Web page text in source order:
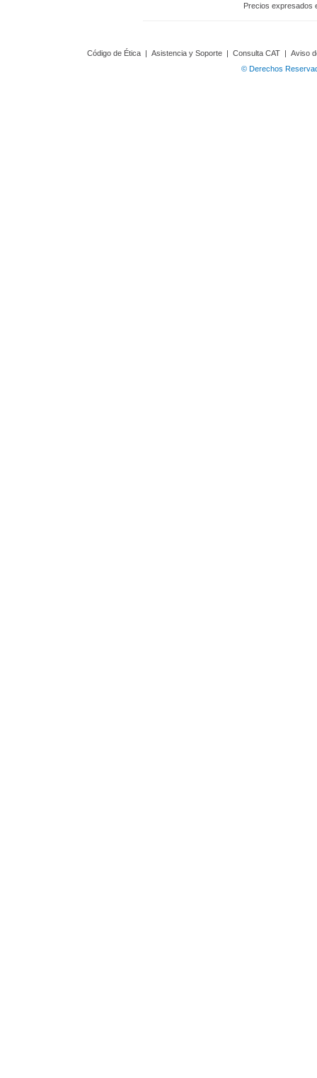
Precios expresados
Código de Ética | Asistencia y Soporte | Consulta CAT | Aviso
© Derechos